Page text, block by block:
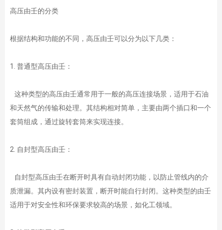
高压由壬的分类
根据结构和功能的不同，高压由壬可以分为以下几类：
1. 普通型高压由壬：
这种类型的高压由壬通常用于一般的高压连接场景，适用于石油
和天然气的传输和处理。其结构相对简单，主要由两个插口和一个
套筒组成，通过旋转套筒来实现连接。
2. 自封型高压由壬：
自封型高压由壬在断开时具有自动封闭功能，以防止管线内的介
质泄漏。其内设有密封装置，断开时能自行封闭。这种类型的由壬
适用于对安全性和环保要求较高的场景，如化工领域。